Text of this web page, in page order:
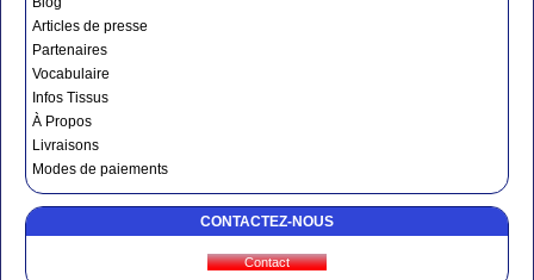
Articles de presse
Partenaires
Vocabulaire
Infos Tissus
À Propos
Livraisons
Modes de paiements
CONTACTEZ-NOUS